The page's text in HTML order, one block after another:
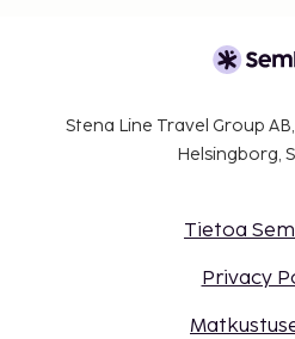
Stena Line Travel Group
Helsingborg,
Tietoa
Privacy